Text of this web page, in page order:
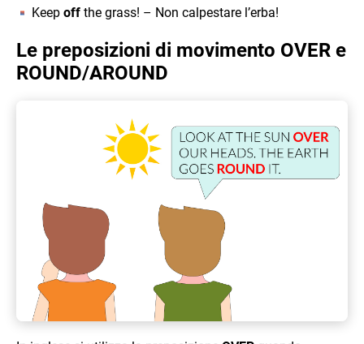
Keep off the grass! – Non calpestare l’erba!
Le preposizioni di movimento OVER e
ROUND/AROUND